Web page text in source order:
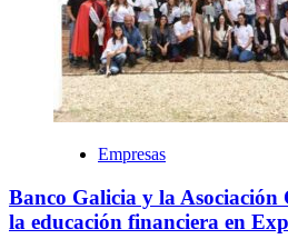
Empresas
Banco Galicia y la Asociación
la educación financiera en